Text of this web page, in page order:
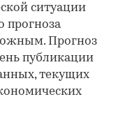
ситуации
прогноза
Прогноз
публикации
текущих